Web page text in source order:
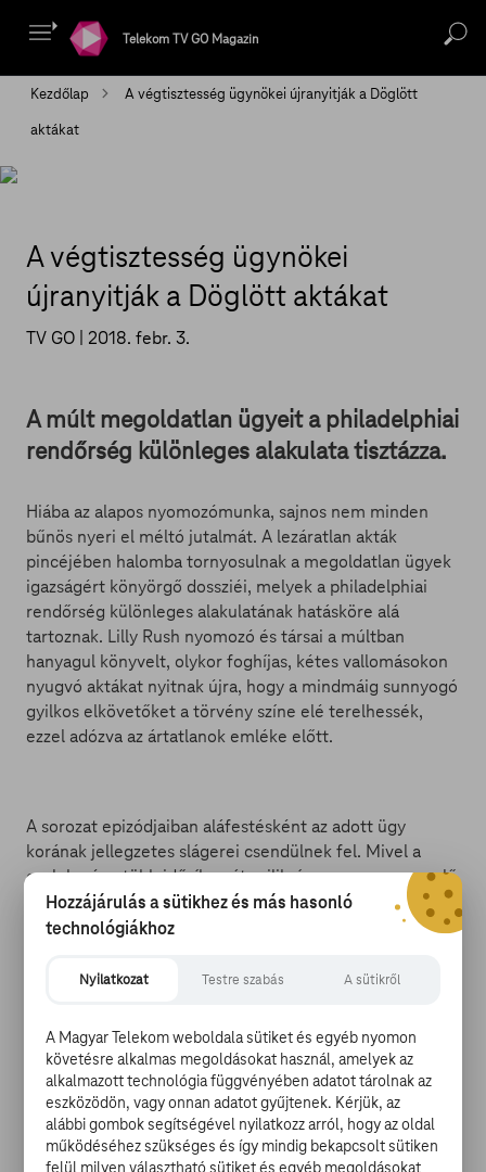
Telekom TV GO Magazin
Kezdőlap
A végtisztesség ügynökei újranyitják a Döglött
aktákat
A végtisztesség ügynökei
újranyitják a Döglött aktákat
TV GO | 2018. febr. 3.
A múlt megoldatlan ügyeit a philadelphiai
rendőrség különleges alakulata tisztázza.
Hiába az alapos nyomozómunka, sajnos nem minden
bűnös nyeri el méltó jutalmát. A lezáratlan akták
pincéjében halomba tornyosulnak a megoldatlan ügyek
igazságért könyörgő dossziéi, melyek a philadelphiai
rendőrség különleges alakulatának hatásköre alá
tartoznak. Lilly Rush nyomozó és társai a múltban
hanyagul könyvelt, olykor foghíjas, kétes vallomásokon
nyugvó aktákat nyitnak újra, hogy a mindmáig sunnyogó
gyilkos elkövetőket a törvény színe elé terelhessék,
ezzel adózva az ártatlanok emléke előtt.
A sorozat epizódjaiban aláfestésként az adott ügy
korának jellegzetes slágerei csendülnek fel. Mivel a
cselekmény több idősíkon át zajlik, így egy-egy szereplő
megformálásán egy idősebb és egy fiatalabb színész
dolgozik. A „legdöglöttebb” akta 1919-ből származik, de
egyaránt, ezeket az adott kornak megfelelő filmes
epizódok végén az áldozatok feloldozott lelke
megnyugvást lel a másvilágon.
Az érzelmekben gazdag misztikus bűnfejtés izgalmait
február 3-tól minden szombaton és vasárnap este 8
órától dupla epizódok segítségével élheted át a
Hozzájárulás a sütikhez és más hasonló
technológiákhoz
Nyilatkozat Testre szabás A sütikről
A Magyar Telekom weboldala sütiket és egyéb nyomon
követésre alkalmas megoldásokat használ, amelyek az
alkalmazott technológia függvényében adatot tárolnak az
eszközödön, vagy onnan adatot gyűjtenek. Kérjük, az
alábbi gombok segítségével nyilatkozz arról, hogy az oldal
működéséhez szükséges és így mindig bekapcsolt sütiken
felül milyen választható sütiket és egyéb megoldásokat